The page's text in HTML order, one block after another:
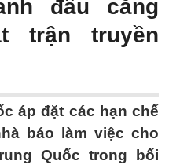
đấu căng
trận truyền
áp đặt các hạn chế
báo làm việc cho
Quốc trong bối